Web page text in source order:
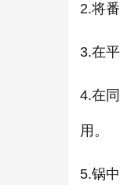
2.将
3.在
4.在
用。
5.锅